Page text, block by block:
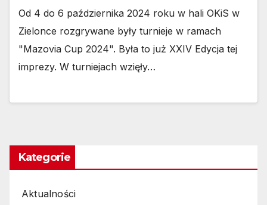
Od 4 do 6 października 2024 roku w hali OKiS w
Zielonce rozgrywane były turnieje w ramach
"Mazovia Cup 2024". Była to już XXIV Edycja tej
imprezy. W turniejach wzięły…
Kategorie
Aktualności